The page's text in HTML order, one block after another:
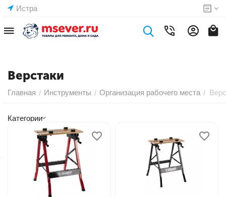
Истра
Верстаки
Главная / Инструменты / Организация рабочего места /
Категории